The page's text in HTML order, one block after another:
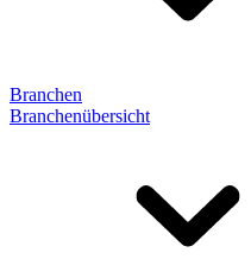
Branchen
Branchenübersicht